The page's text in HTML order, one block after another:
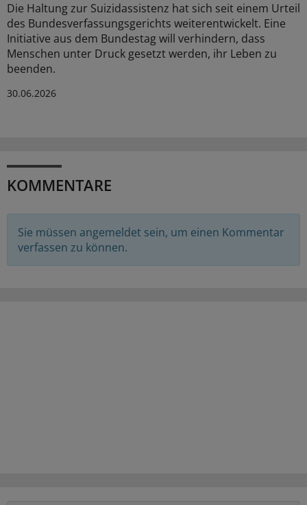
Die Haltung zur Suizidassistenz hat sich seit einem Urteil
des Bundesverfassungsgerichts weiterentwickelt. Eine
Initiative aus dem Bundestag will verhindern, dass
Menschen unter Druck gesetzt werden, ihr Leben zu
beenden.
30.06.2026
KOMMENTARE
Sie müssen angemeldet sein, um einen Kommentar
verfassen zu können.